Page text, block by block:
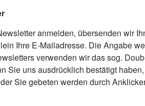
anmelden, übersenden wir
Ihre E-Mailadresse. Die Angabe
verwenden wir das sog.
Sie uns ausdrücklich bestätigt
Sie gebeten werden durch